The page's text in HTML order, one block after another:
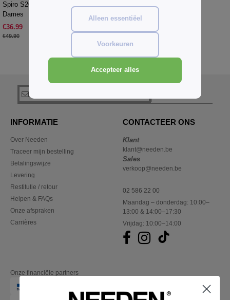
Spiro S268F - Zero Gravity Jack
Dames
€36.99
€49.90
GrBasics Spiro Sport bij Needen Belgique
INFORMATIE
Over Needen
Traceer mijn bestelling
Betalingswijze
Levering
Restitutie / retour
Helpen & FAQs
Onze afspraken
Carrières
CONTACTEER ONS
Klant
klant@needen.be
Sales
verkoop@needen.be
02 586 22 00
Maandag – donderdag: 10:00–
13:00 & 14:00–17:30
Vrijdag: 10:00–14:00
Onze financiële partners
Alleen essentiëel
Voorkeuren
Accepteer alles